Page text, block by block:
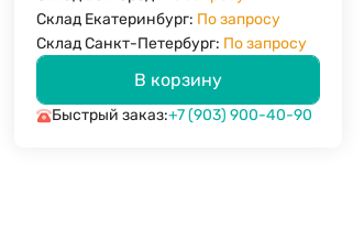
Склад Екатеринбург: По запросу
Склад Санкт-Петербург: По запросу
В корзину
Быстрый заказ:+7 (903) 900-40-90